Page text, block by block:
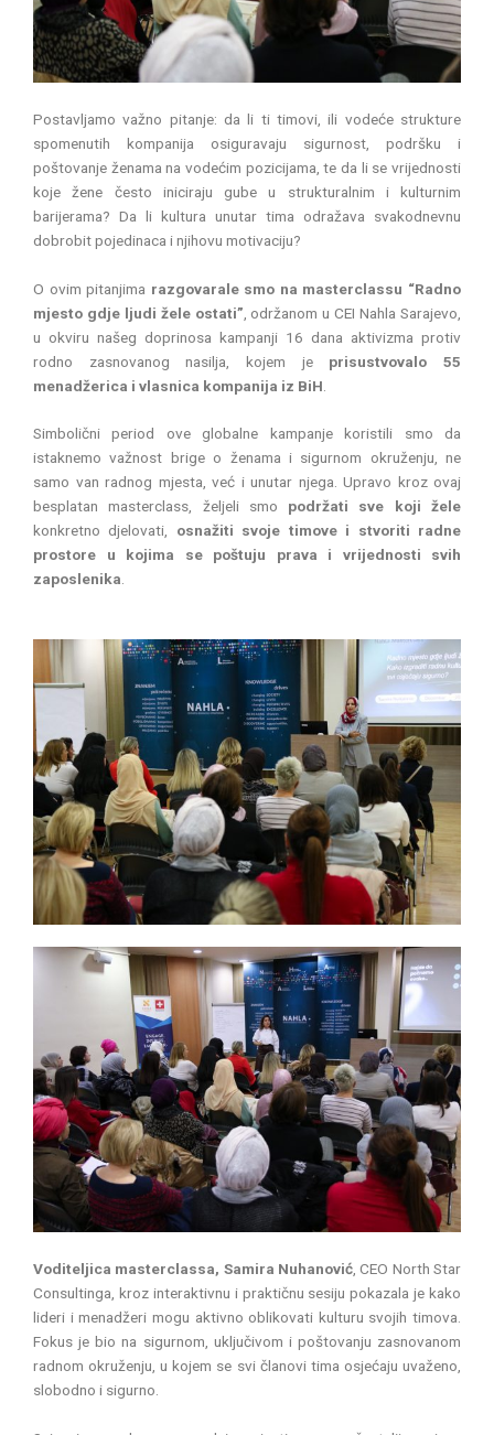
Postavljamo važno pitanje: da li ti timovi, ili vodeće strukture
spomenutih kompanija osiguravaju sigurnost, podršku i
poštovanje ženama na vodećim pozicijama, te da li se vrijednosti
koje žene često iniciraju gube u strukturalnim i kulturnim
barijerama? Da li kultura unutar tima odražava svakodnevnu
dobrobit pojedinaca i njihovu motivaciju?
O ovim pitanjima razgovarale smo na masterclassu “Radno
mjesto gdje ljudi žele ostati” , održanom u CEI Nahla Sarajevo,
u okviru našeg doprinosa kampanji 16 dana aktivizma protiv
rodno zasnovanog nasilja, kojem je prisustvovalo 55
menadžerica i vlasnica kompanija iz BiH
Simbolični period ove globalne kampanje koristili smo da
istaknemo važnost brige o ženama i sigurnom okruženju, ne
samo van radnog mjesta, već i unutar njega. Upravo kroz ovaj
besplatan masterclass, željeli smo podržati sve koji žele
konkretno djelovati, osnažiti svoje timove i stvoriti radne
prostore u kojima se poštuju prava i vrijednosti svih
zaposlenika.
Voditeljica masterclassa, Samira Nuhanović , CEO North Star
Consultinga, kroz interaktivnu i praktičnu sesiju pokazala je kako
lideri i menadžeri mogu aktivno oblikovati kulturu svojih timova.
Fokus je bio na sigurnom, uključivom i poštovanju zasnovanom
radnom okruženju, u kojem se svi članovi tima osjećaju uvaženo,
slobodno i sigurno.